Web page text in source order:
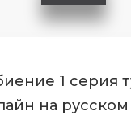
1 серия
на